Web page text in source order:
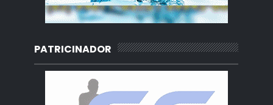
PATRICINADOR